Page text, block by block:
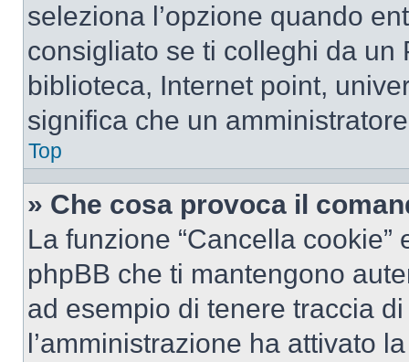
seleziona l’opzione quando
consigliato se ti colleghi da un
biblioteca, Internet point,
significa che un
Top
» Che cosa provoca il
La funzione “Cancella
phpBB che ti mantengono
ad esempio di tenere traccia
l’amministrazione ha attivato